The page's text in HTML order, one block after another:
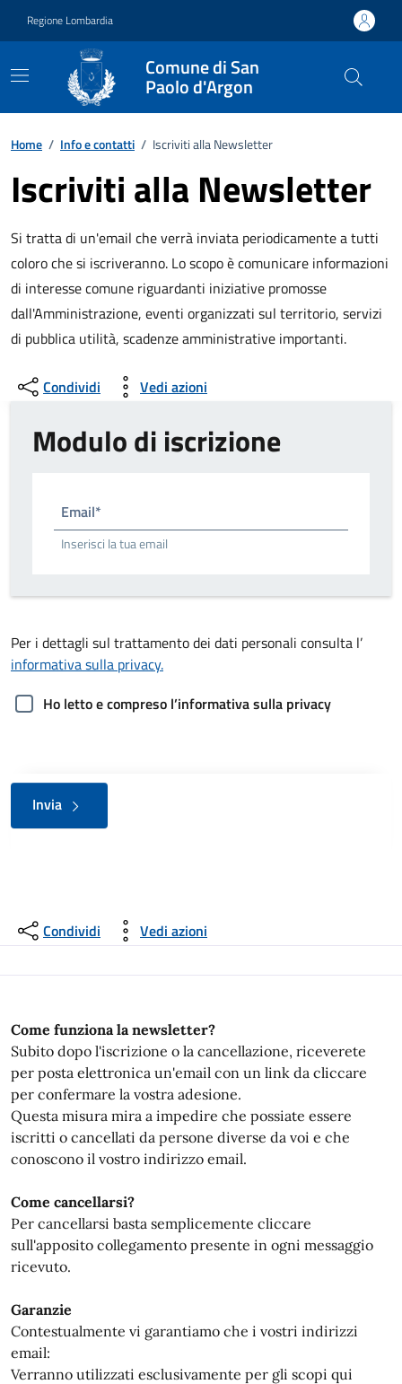
Regione Lombardia
Comune di San
Paolo d'Argon
Home / Info e contatti / Iscriviti alla Newsletter
Iscriviti alla Newsletter
Si tratta di un'email che verrà inviata periodicamente a tutti
coloro che si iscriveranno. Lo scopo è comunicare informazioni
di interesse comune riguardanti iniziative promosse
dall'Amministrazione, eventi organizzati sul territorio, servizi
di pubblica utilità, scadenze amministrative importanti.
Condividi Vedi azioni
Modulo di iscrizione
Email*
Inserisci la tua email
Per i dettagli sul trattamento dei dati personali consulta l’
informativa sulla privacy.
Ho letto e compreso l’informativa sulla privacy
Invia
Condividi Vedi azioni
Come funziona la newsletter?
Subito dopo l'iscrizione o la cancellazione, riceverete
per posta elettronica un'email con un link da cliccare
per confermare la vostra adesione.
Questa misura mira a impedire che possiate essere
iscritti o cancellati da persone diverse da voi e che
conoscono il vostro indirizzo email.
Come cancellarsi?
Per cancellarsi basta semplicemente cliccare
sull'apposito collegamento presente in ogni messaggio
ricevuto.
Garanzie
Contestualmente vi garantiamo che i vostri indirizzi
email:
Verranno utilizzati esclusivamente per gli scopi qui